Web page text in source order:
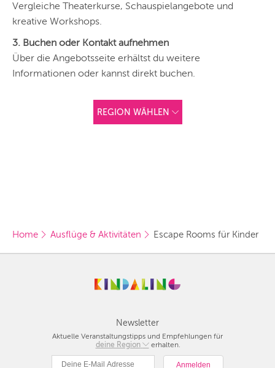
Vergleiche Theaterkurse, Schauspielangebote und
kreative Workshops.
3. Buchen oder Kontakt aufnehmen
Über die Angebotsseite erhältst du weitere
Informationen oder kannst direkt buchen.
REGION WÄHLEN
BERLIN
HAMBURG
KÖLN
DÜSSELDORF
Home Ausflüge & Aktivitäten Escape Rooms für Kinder
Newsletter
Aktuelle Veranstaltungstipps und Empfehlungen für
deine Region
Berlin
erhalten.